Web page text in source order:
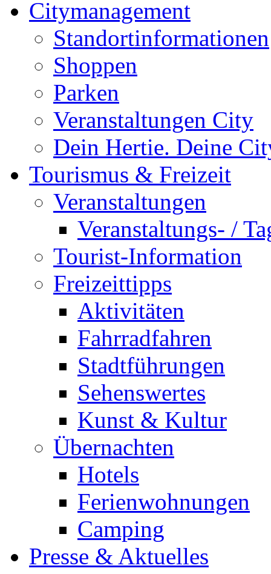
Citymanagement
Standortinformationen
Shoppen
Parken
Veranstaltungen City
Dein Hertie. Deine
Tourismus & Freizeit
Veranstaltungen
Veranstaltungs- /
Tourist-Information
Freizeittipps
Aktivitäten
Fahrradfahren
Stadtführungen
Sehenswertes
Kunst & Kultur
Übernachten
Hotels
Ferienwohnungen
Camping
Presse & Aktuelles